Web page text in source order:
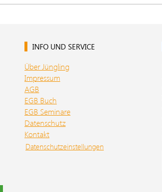
INFO UND SERVICE
Über Jüngling
Impressum
AGB
EGB Buch
EGB Seminare
Datenschutz
Kontakt
Datenschutzeinstellungen